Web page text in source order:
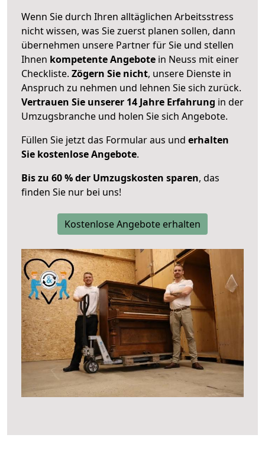
Wenn Sie durch Ihren alltäglichen Arbeitsstress
nicht wissen, was Sie zuerst planen sollen, dann
übernehmen unsere Partner für Sie und stellen
Ihnen kompetente Angebote in Neuss mit einer
Checkliste. Zögern Sie nicht, unsere Dienste in
Anspruch zu nehmen und lehnen Sie sich zurück.
Vertrauen Sie unserer 14 Jahre Erfahrung in der
Umzugsbranche und holen Sie sich Angebote.
Füllen Sie jetzt das Formular aus und erhalten
Sie kostenlose Angebote.
Bis zu 60 % der Umzugskosten sparen, das
finden Sie nur bei uns!
Kostenlose Angebote erhalten